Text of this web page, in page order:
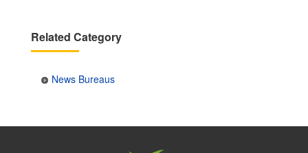
Related Category
News Bureaus